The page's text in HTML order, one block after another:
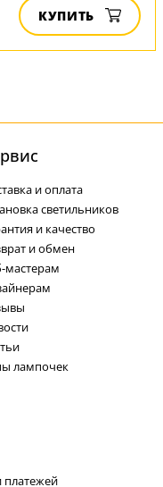
КУПИТЬ
и оплата
светильников
и качество
и обмен
мастерам
лампочек
платежей